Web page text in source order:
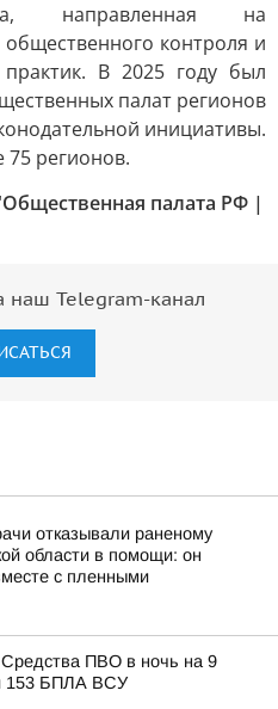
направленная на
общественного контроля и
В 2025 году был
палат регионов
инициативы.
75 регионов.
палата РФ |
наш Telegram-канал
отказывали раненому
области в помощи: он
с пленными
ПВО в ночь на 9
153 БПЛА ВСУ